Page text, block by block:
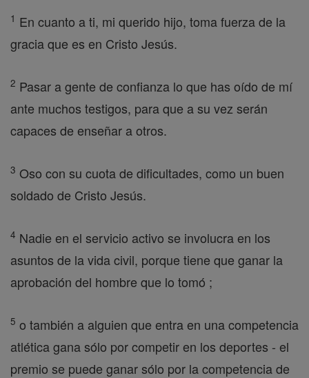
1 En cuanto a ti, mi querido hijo, toma fuerza de la
gracia que es en Cristo Jesús.
2 Pasar a gente de confianza lo que has oído de mí
ante muchos testigos, para que a su vez serán
capaces de enseñar a otros.
3 Oso con su cuota de dificultades, como un buen
soldado de Cristo Jesús.
4 Nadie en el servicio activo se involucra en los
asuntos de la vida civil, porque tiene que ganar la
aprobación del hombre que lo tomó ;
5 o también a alguien que entra en una competencia
atlética gana sólo por competir en los deportes - el
premio se puede ganar sólo por la competencia de